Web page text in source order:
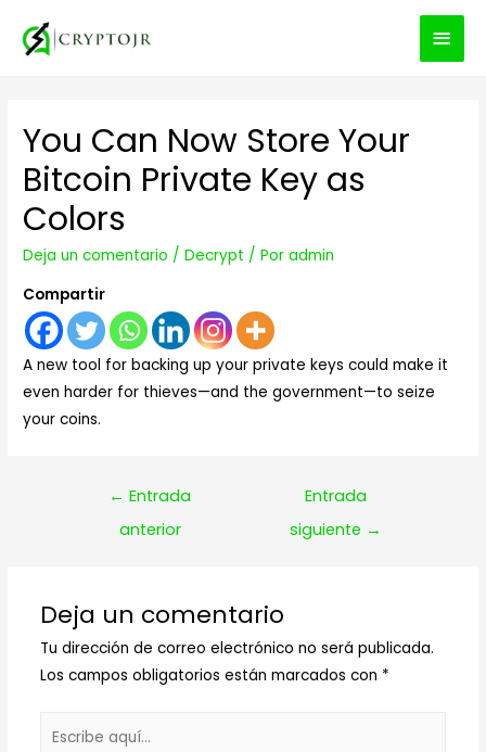
You Can Now Store Your
Bitcoin Private Key as
Colors
Deja un comentario /Decrypt / Poradmin
Compartir
A new tool for backing up your private keys could make it
even harder for thieves—and the government—to seize
your coins.
Navegación
← Entrada
anterior
Entrada
siguiente →
Deja un comentario
Tu dirección de correo electrónico no será publicada.
Los campos obligatorios están marcados con *